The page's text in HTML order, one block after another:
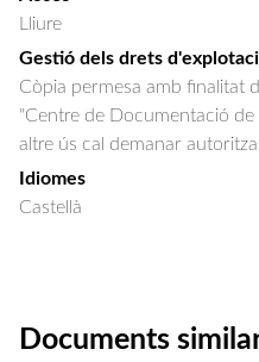
Lliure
Gestió dels drets
Còpia permesa amb finalitat
"Centre de Documentació de
altre ús cal demanar
Idiomes
Castellà
Documents